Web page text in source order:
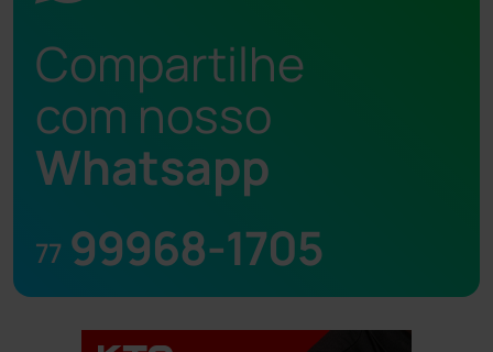
Compartilhe
com nosso
Whatsapp
77 99968-1705